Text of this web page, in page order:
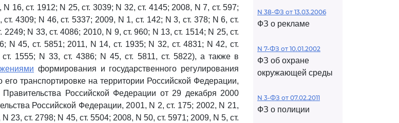
16, ст. 1912; N 25, ст. 3039; N 32, ст. 4145; 2008, N 7, ст. 597;
4309; N 46, ст. 5337; 2009, N 1, ст. 142; N 3, ст. 378; N 6, ст.
2249; N 33, ст. 4086; 2010, N 9, ст. 960; N 13, ст. 1514; N 25, ст.
N 45, ст. 5851; 2011, N 14, ст. 1935; N 32, ст. 4831; N 42, ст.
1555; N 33, ст. 4386; N 45, ст. 5811, ст. 5822), а также в
формирования и государственного регулирования
транспортировке на территории Российской Федерации,
Российской Федерации от 29 декабря 2000
Российской Федерации, 2001, N 2, ст. 175; 2002, N 21,
23, ст. 2798; N 45, ст. 5504; 2008, N 50, ст. 5971; 2009, N 5, ст.
N 38-ФЗ от 13.03.2006
ФЗ о рекламе
N 7-ФЗ от 10.01.2002
ФЗ об охране
окружающей среды
N 3-ФЗ от 07.02.2011
ФЗ о полиции